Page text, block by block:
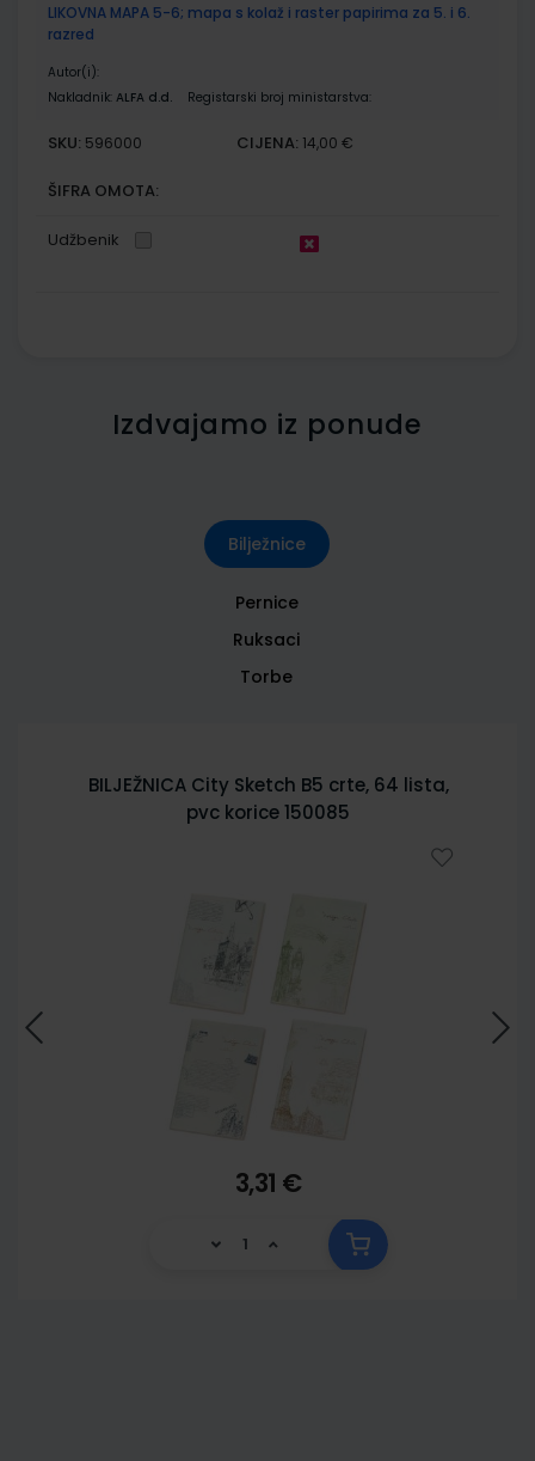
LIKOVNA MAPA 5-6; mapa s kolaž i raster papirima za 5. i 6.
razred
Autor(i):
Nakladnik: ALFA d.d. Registarski broj ministarstva:
SKU: 596000 CIJENA: 14,00 €
ŠIFRA OMOTA:
Udžbenik
Izdvajamo iz ponude
Bilježnice
Pernice
Ruksaci
Torbe
BILJEŽNICA City Sketch B5 crte, 64 lista,
pvc korice 150085
3,31 €